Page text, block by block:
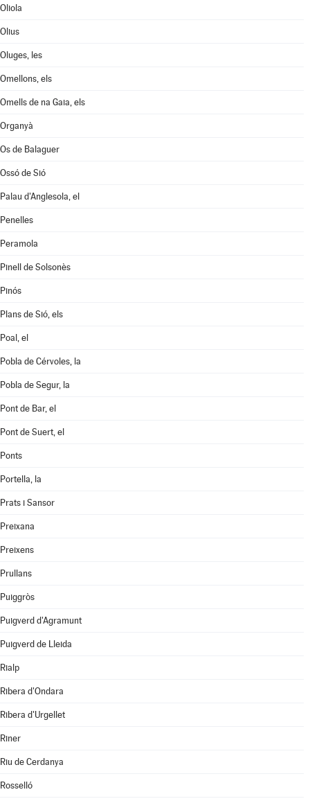
Oliola
Olius
Oluges, les
Omellons, els
Omells de na Gaia, els
Organyà
Os de Balaguer
Ossó de Sió
Palau d'Anglesola, el
Penelles
Peramola
Pinell de Solsonès
Pinós
Plans de Sió, els
Poal, el
Pobla de Cérvoles, la
Pobla de Segur, la
Pont de Bar, el
Pont de Suert, el
Ponts
Portella, la
Prats i Sansor
Preixana
Preixens
Prullans
Puiggròs
Puigverd d'Agramunt
Puigverd de Lleida
Rialp
Ribera d'Ondara
Ribera d'Urgellet
Riner
Riu de Cerdanya
Rosselló